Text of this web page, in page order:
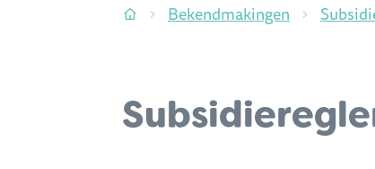
StartpaginaBekendmakingen